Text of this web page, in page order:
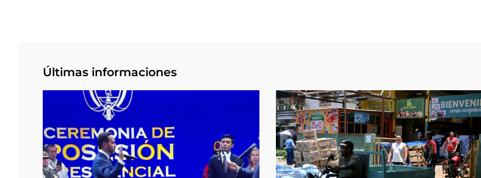
Últimas informaciones